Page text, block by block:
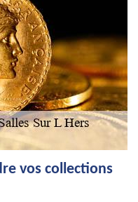
vos collections